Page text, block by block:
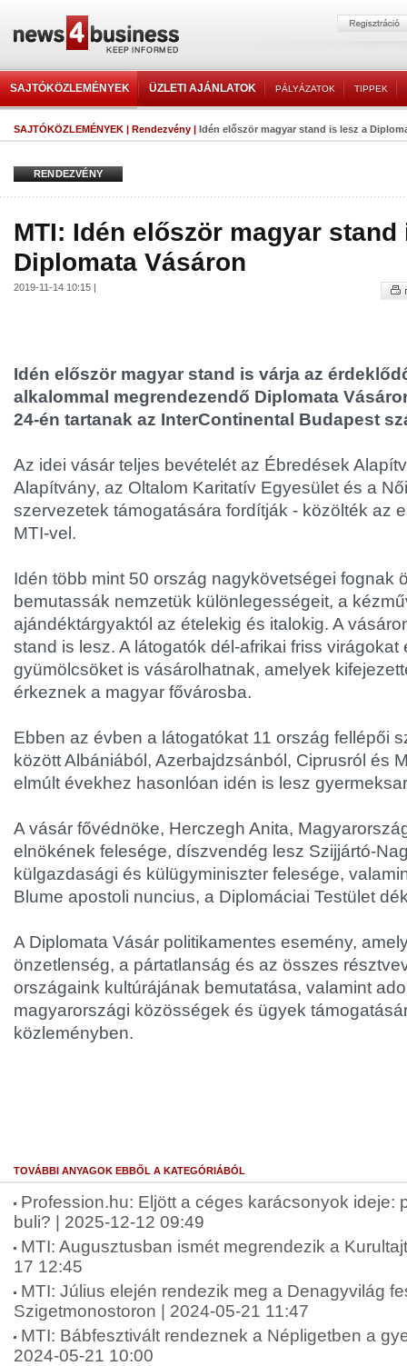
SAJTÓKÖZLEMÉNYEK ÜZLETI AJÁNLATOK PÁLYÁZATOK TIPPEK
SAJTÓKÖZLEMÉNYEK | Rendezvény | Idén először magyar stand is lesz a
RENDEZVÉNY
MTI: Idén először magyar stand
Diplomata Vásáron
2019-11-14 10:15 |
Idén először magyar stand is várja az
alkalommal megrendezendő Diplomata
24-én tartanak az InterContinental Budapest
Az idei vásár teljes bevételét az Ébredések
Alapítvány, az Oltalom Karitatív Egyesület és a
szervezetek támogatására fordítják - közölték az
MTI-vel.
Idén több mint 50 ország nagykövetségei fognak
bemutassák nemzetük különlegességeit, a
ajándéktárgyaktól az ételekig és italokig. A
stand is lesz. A látogatók dél-afrikai friss
gyümölcsöket is vásárolhatnak, amelyek
érkeznek a magyar fővárosba.
Ebben az évben a látogatókat 11 ország fellépői
között Albániából, Azerbajdzsánból, Ciprusról és
elmúlt évekhez hasonlóan idén is lesz
A vásár fővédnöke, Herczegh Anita,
elnökének felesége, díszvendég lesz Szijjártó-
külgazdasági és külügyminiszter felesége,
Blume apostoli nuncius, a Diplomáciai Testület
A Diplomata Vásár politikamentes esemény,
önzetlenség, a pártatlanság és az összes
országaink kultúrájának bemutatása, valamint
magyarországi közösségek és ügyek
közleményben.
TOVÁBBI ANYAGOK EBBŐL A KATEGÓRIÁBÓL
Profession.hu: Eljött a céges karácsonyok ideje:
buli? | 2025-12-12 09:49
MTI: Augusztusban ismét megrendezik a
17 12:45
MTI: Július elején rendezik meg a Denagyvilág
Szigetmonostoron | 2024-05-21 11:47
MTI: Bábfesztivált rendeznek a Népligetben a
2024-05-21 10:00